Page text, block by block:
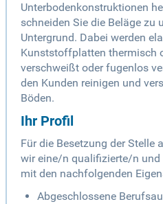
Unterbodenkonstruktionen
schneiden Sie die Beläge zu
Untergrund. Dabei werden
Kunststoffplatten thermisch
verschweißt oder fugenlos
den Kunden reinigen und
Böden.
Ihr Profil
Für die Besetzung der Stelle
wir eine/n qualifizierte/n
mit den nachfolgenden
Abgeschlossene